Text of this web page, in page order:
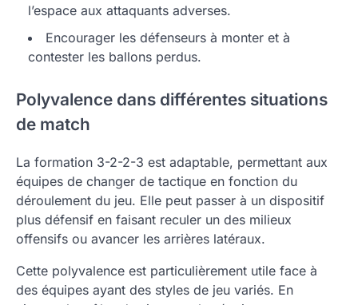
l’espace aux attaquants adverses.
Encourager les défenseurs à monter et à
contester les ballons perdus.
Polyvalence dans différentes situations
de match
La formation 3-2-2-3 est adaptable, permettant aux
équipes de changer de tactique en fonction du
déroulement du jeu. Elle peut passer à un dispositif
plus défensif en faisant reculer un des milieux
offensifs ou avancer les arrières latéraux.
Cette polyvalence est particulièrement utile face à
des équipes ayant des styles de jeu variés. En